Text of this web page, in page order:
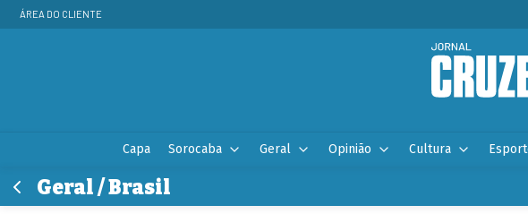
ÁREA DO CLIENTE
Capa Sorocaba Geral Opinião Cultura
Geral / Brasil